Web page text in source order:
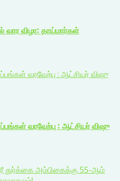
வார விழா: தாய்மார்கள்
வரவேற்பு : ஆட்சியர் விஷு
வரவேற்பு : ஆட்சியர் விஷு
துர்க்கை அம்பிகைக்கு 55-ஆம்